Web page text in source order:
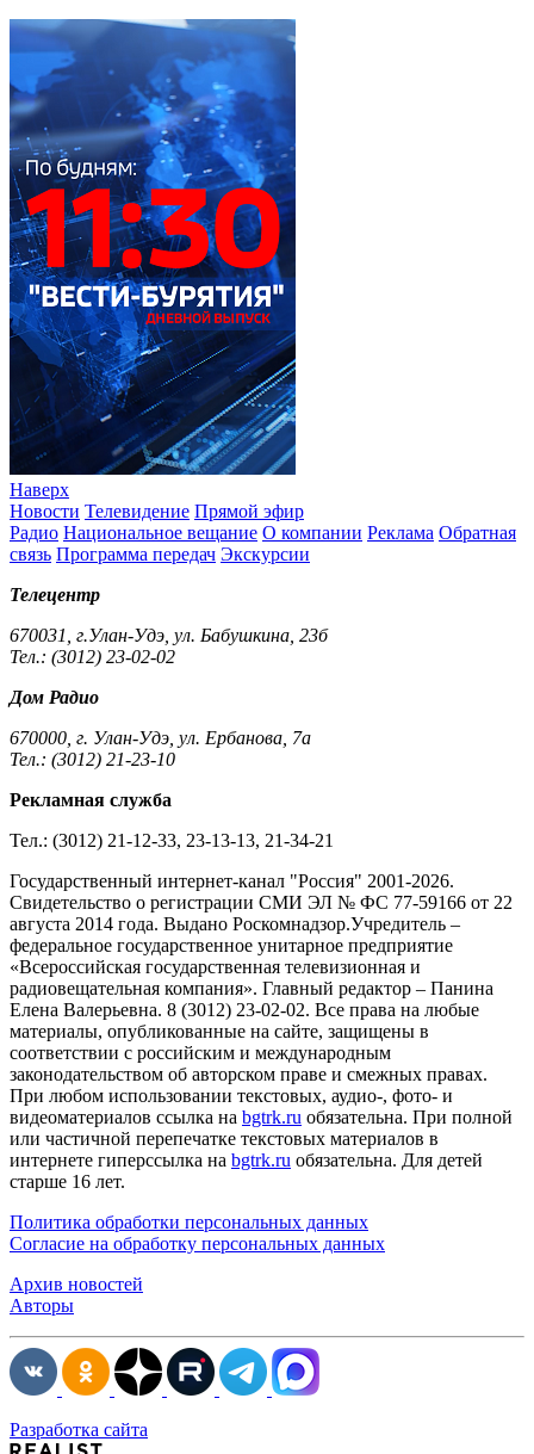
Наверх
Новости Телевидение Прямой эфир
Радио Национальное вещание О компании Реклама Обратная
связь Программа передач Экскурсии
Телецентр
670031, г.Улан-Удэ, ул. Бабушкина, 23б
Тел.: (3012) 23-02-02
Дом Радио
670000, г. Улан-Удэ, ул. Ербанова, 7а
Тел.: (3012) 21-23-10
Рекламная служба
Тел.: (3012) 21-12-33, 23-13-13, 21-34-21
Государственный интернет-канал "Россия" 2001-2026.
Cвидетельство о регистрации СМИ ЭЛ № ФС 77-59166 от 22
августа 2014 года. Выдано Роскомнадзор.Учредитель –
федеральное государственное унитарное предприятие
«Всероссийская государственная телевизионная и
радиовещательная компания». Главный редактор – Панина
Елена Валерьевна. 8 (3012) 23-02-02. Все права на любые
материалы, опубликованные на сайте, защищены в
соответствии с российским и международным
законодательством об авторском праве и смежных правах.
При любом использовании текстовых, аудио-, фото- и
видеоматериалов ссылка на bgtrk.ru обязательна. При полной
или частичной перепечатке текстовых материалов в
интернете гиперссылка на bgtrk.ru обязательна. Для детей
старше 16 лет.
Политика обработки персональных данных
Согласие на обработку персональных данных
Архив новостей
Авторы
Разработка сайта